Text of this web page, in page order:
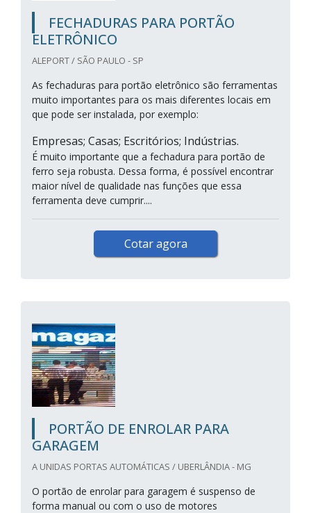
FECHADURAS PARA PORTÃO
ELETRÔNICO
ALEPORT / SÃO PAULO - SP
As fechaduras para portão eletrônico são ferramentas
muito importantes para os mais diferentes locais em
que pode ser instalada, por exemplo:
Empresas; Casas; Escritórios; Indústrias.
É muito importante que a fechadura para portão de
ferro seja robusta. Dessa forma, é possível encontrar
maior nível de qualidade nas funções que essa
ferramenta deve cumprir....
Cotar agora
PORTÃO DE ENROLAR PARA
GARAGEM
A UNIDAS PORTAS AUTOMÁTICAS / UBERLÂNDIA - MG
O portão de enrolar para garagem é suspenso de
forma manual ou com o uso de motores